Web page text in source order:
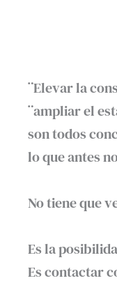
¨Elevar la
¨ampliar el
son todos
lo que antes
No tiene que
Es la
Es contactar